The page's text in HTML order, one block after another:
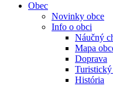
Obec
Novinky obce
Info o obci
Náučný
Mapa
Doprava
História